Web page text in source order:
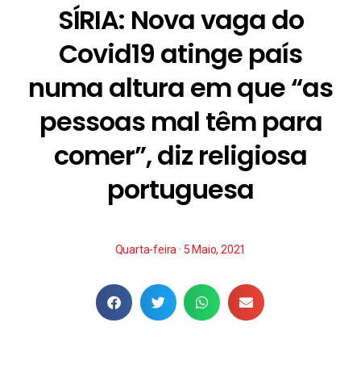
SÍRIA: Nova vaga do
Covid19 atinge país
numa altura em que “as
pessoas mal têm para
comer”, diz religiosa
portuguesa
Quarta-feira · 5 Maio, 2021